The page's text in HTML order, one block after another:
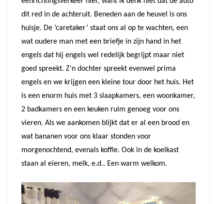
dit red in de achteruit. Beneden aan de heuvel is ons
huisje. De ‘caretaker’ staat ons al op te wachten, een
wat oudere man met een briefje in zijn hand in het
engels dat hij engels wel redelijk begrijpt maar niet
goed spreekt. Z’n dochter spreekt evenwel prima
engels en we krijgen een kleine tour door het huis. Het
is een enorm huis met 3 slaapkamers, een woonkamer,
2 badkamers en een keuken ruim genoeg voor ons
vieren. Als we aankomen blijkt dat er al een brood en
wat bananen voor ons klaar stonden voor
morgenochtend, evenals koffie. Ook in de koelkast
staan al eieren, melk, e.d.. Een warm welkom.